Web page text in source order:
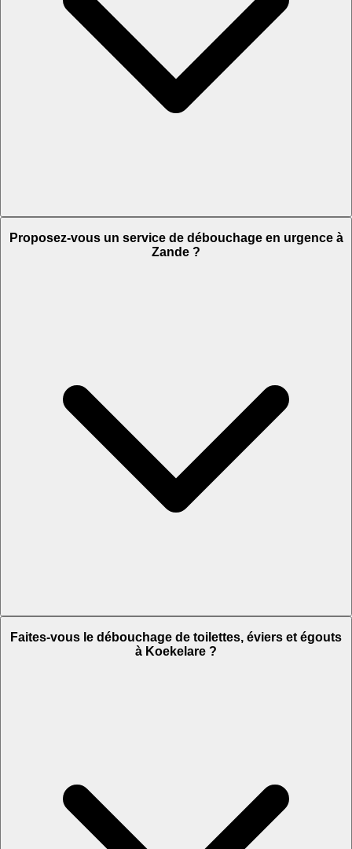
Proposez-vous un service de débouchage en urgence à
Zande ?
Faites-vous le débouchage de toilettes, éviers et égouts
à Koekelare ?